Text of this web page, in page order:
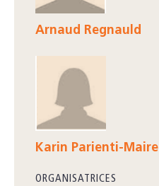
Arnaud Regnauld
Karin Parienti-Maire
ORGANISATRICES